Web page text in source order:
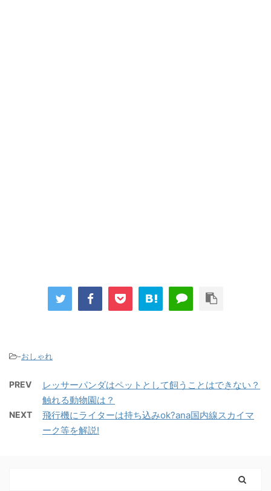
-おしゃれ
PREV
レッサーパンダはペットとして飼うことはできない？
触れる動物園は？
NEXT
飛行機にライターは持ち込みok?ana国内線スカイマ
ーク等を解説!